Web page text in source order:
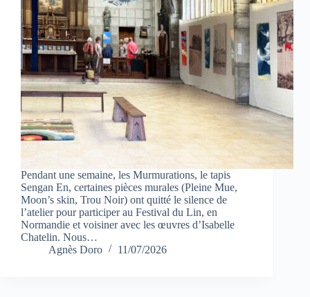
Pendant une semaine, les Murmurations, le tapis
Sengan En, certaines pièces murales (Pleine Mue,
Moon’s skin, Trou Noir) ont quitté le silence de
l’atelier pour participer au Festival du Lin, en
Normandie et voisiner avec les œuvres d’Isabelle
Chatelin. Nous…
Agnès Doro
11/07/2026